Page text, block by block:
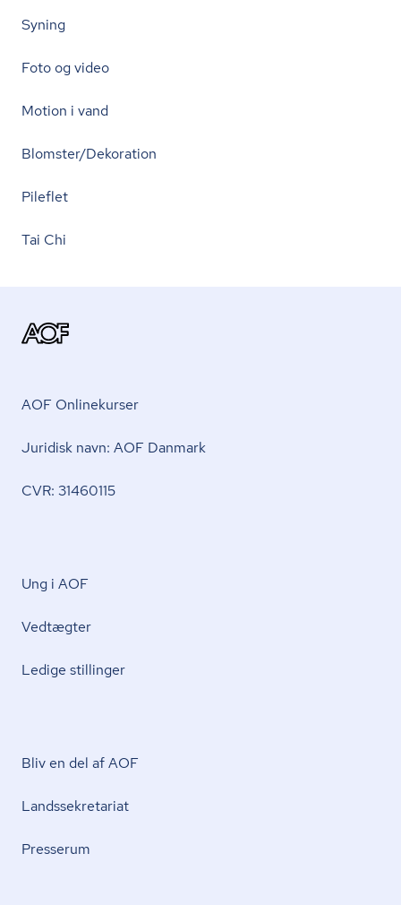
Syning
Foto og video
Motion i vand
Blomster/Dekoration
Pileflet
Tai Chi
AOF Onlinekurser
Juridisk navn: AOF Danmark
CVR: 31460115
Ung i AOF
Vedtægter
Ledige stillinger
Bliv en del af AOF
Lands­se­kre­ta­ri­at
Presserum